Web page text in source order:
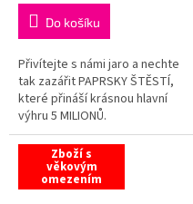
Do košíku
Přivítejte s námi jaro a nechte
tak zazářit PAPRSKY ŠTĚSTÍ,
které přináší krásnou hlavní
výhru 5 MILIONŮ.
Zboží s
věkovým
omezením